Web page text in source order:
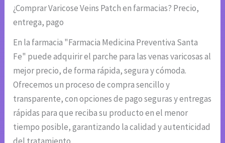
¿Comprar Varicose Veins Patch en farmacias? Precio,
entrega, pago
En la farmacia "Farmacia Medicina Preventiva Santa
Fe" puede adquirir el parche para las venas varicosas al
mejor precio, de forma rápida, segura y cómoda.
Ofrecemos un proceso de compra sencillo y
transparente, con opciones de pago seguras y entregas
rápidas para que reciba su producto en el menor
tiempo posible, garantizando la calidad y autenticidad